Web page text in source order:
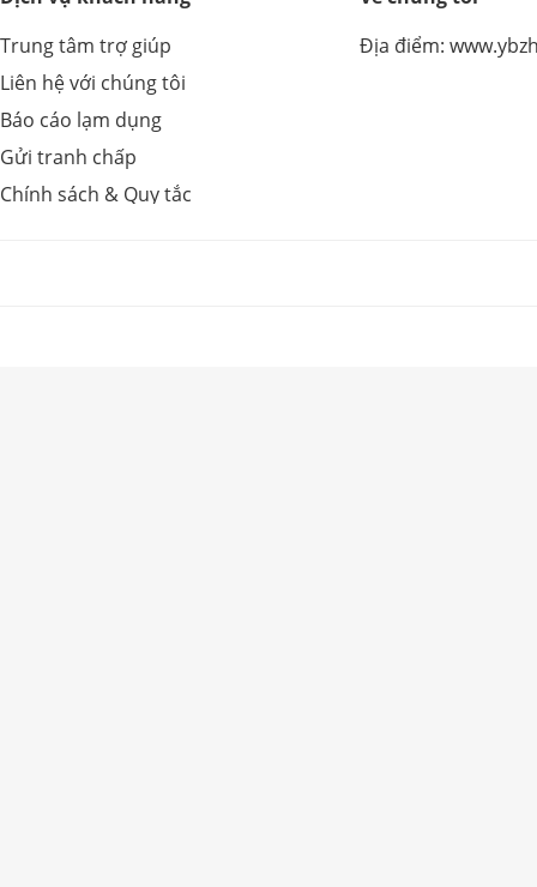
Trung tâm trợ giúp
Liên hệ với chúng tôi
Báo cáo lạm dụng
Gửi tranh chấp
Chính sách & Quy tắc
Địa điểm: